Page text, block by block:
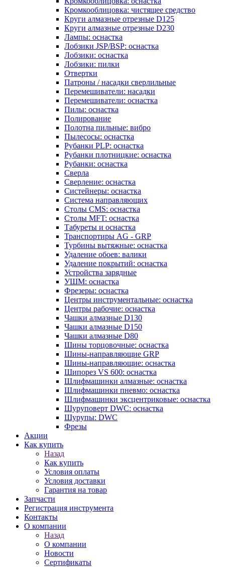
Кромкооблицовка: чистящее средство
Круги алмазные отрезные D125
Круги алмазные отрезные D230
Лампы: оснастка
Лобзики JSP/BSP: оснастка
Лобзики: оснастка
Лобзики: пилки
Отвертки
Патроны / насадки сверлильные
Перемешиватели: насадки
Перемешиватели: оснастка
Пилы: оснастка
Полирование
Полотна пильные: вибро
Пылесосы: оснастка
Рубанки PLP: оснастка
Рубанки плотницкие: оснастка
Рубанки: оснастка
Сверла
Сверление: оснастка
Систейнеры: оснастка
Система направляющих
Столы CMS: оснастка
Столы MFT: оснастка
Табуреты и оснастка
Транспортиры AG - GRP
Турбины вытяжные: оснастка
Удаление обоев: валики
Удаление покрытий: оснастка
Устройства зарядные
УШМ: оснастка
Фрезеры: оснастка
Центры инструментальные: оснастка
Центры рабочие: оснастка
Чашки алмазные D130
Чашки алмазные D150
Чашки алмазные D80
Шины торцовочные: оснастка
Шины-направляющие GRP
Шины-направляющие: оснастка
Шипорез VS 600: оснастка
Шлифмашинки алмазные: оснастка
Шлифмашинки пневмо: оснастка
Шлифмашинки эксцентриковые: оснастка
Шуруповерт DWC: оснастка
Шурупы: DWC
Фрезы
Акции
Как купить
Назад
Как купить
Условия оплаты
Условия доставки
Гарантия на товар
Запчасти
Регистрация инструмента
Контакты
О компании
Назад
О компании
Новости
Сертификаты